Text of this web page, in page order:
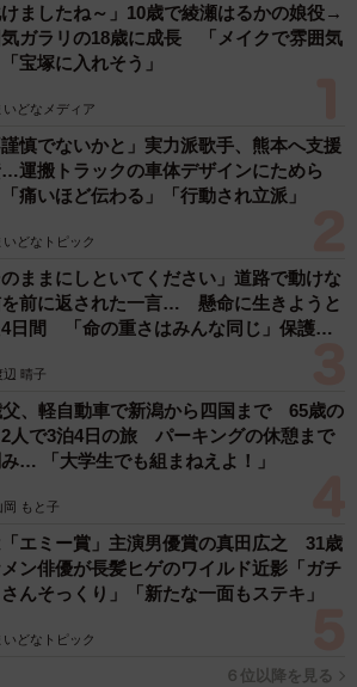
けましたね～」10歳で綾瀬はるかの娘役→
ガラリの18歳に成長 「メイクで雰囲気
宝塚に入れそう」
いどなメディア
謹慎でないかと」実力派歌手、熊本へ支援
運搬トラックの車体デザインにためら
痛いほど伝わる」「行動され立派」
いどなトピック
のままにしといてください」道路で動けな
を前に返された一言… 懸命に生きようと
4日間 「命の重さはみんな同じ」保護団
辺 晴子
父、軽自動車で新潟から四国まで 65歳の
人で3泊4日の旅 パーキングの休憩まで
… 「大学生でも組まねえよ！」
岡 もと子
エミー賞」主演男優賞の真田広之 31歳
ン俳優が長髪ヒゲのワイルド近影「ガチ
んそっくり」「新たな一面もステキ」
いどなトピック
６位以降を見る